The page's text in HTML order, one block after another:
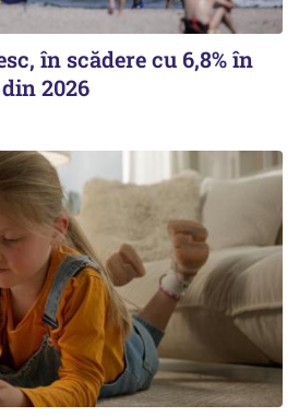
în scădere cu 6,8% în
2026